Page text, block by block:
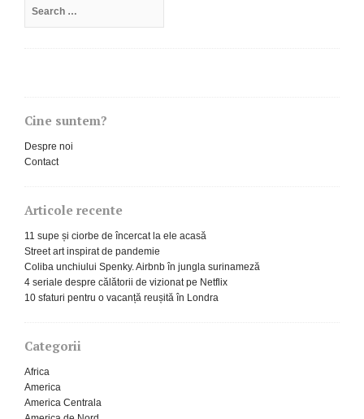
for:
Cine suntem?
Despre noi
Contact
Articole recente
11 supe și ciorbe de încercat la ele acasă
Street art inspirat de pandemie
Coliba unchiului Spenky. Airbnb în jungla surinameză
4 seriale despre călătorii de vizionat pe Netflix
10 sfaturi pentru o vacanță reușită în Londra
Categorii
Africa
America
America Centrala